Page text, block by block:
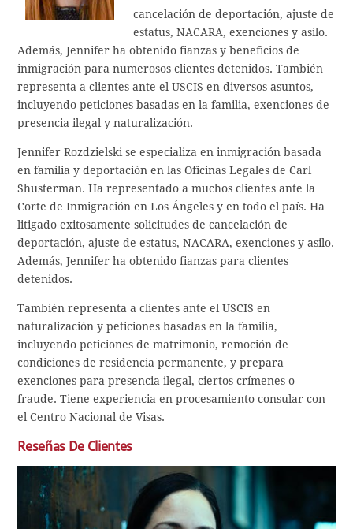
cancelación de deportación, ajuste de
estatus, NACARA, exenciones y asilo.
Además, Jennifer ha obtenido fianzas y beneficios de
inmigración para numerosos clientes detenidos. También
representa a clientes ante el USCIS en diversos asuntos,
incluyendo peticiones basadas en la familia, exenciones de
presencia ilegal y naturalización.
Jennifer Rozdzielski se especializa en inmigración basada
en familia y deportación en las Oficinas Legales de Carl
Shusterman. Ha representado a muchos clientes ante la
Corte de Inmigración en Los Ángeles y en todo el país. Ha
litigado exitosamente solicitudes de cancelación de
deportación, ajuste de estatus, NACARA, exenciones y asilo.
Además, Jennifer ha obtenido fianzas para clientes
detenidos.
También representa a clientes ante el USCIS en
naturalización y peticiones basadas en la familia,
incluyendo peticiones de matrimonio, remoción de
condiciones de residencia permanente, y prepara
exenciones para presencia ilegal, ciertos crímenes o
fraude. Tiene experiencia en procesamiento consular con
el Centro Nacional de Visas.
Reseñas De Clientes